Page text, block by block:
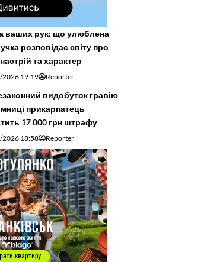
ваших рук: що улюблена
розповідає світу про
та характер
19:19 Reporter
видобуток гравію
прикарпатець
17 000 грн штрафу
18:58 Reporter